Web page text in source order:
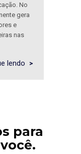
No
gera
e
nas
lendo
para